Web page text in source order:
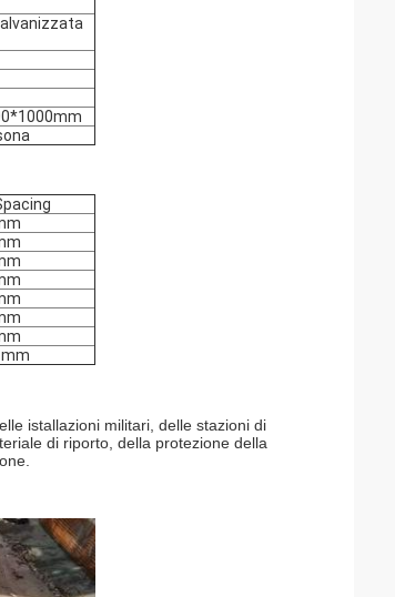
istallazioni militari, delle stazioni di
di riporto, della protezione della